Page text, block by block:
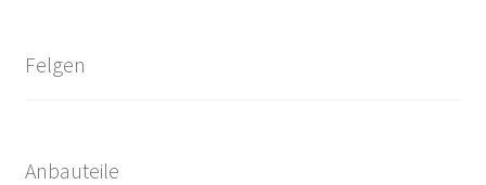
Felgen
Anbauteile